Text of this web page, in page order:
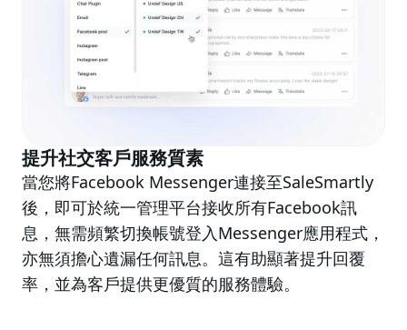
提升社交客戶服務質素
當您將Facebook Messenger連接至SaleSmartly
後，即可於統一管理平台接收所有Facebook訊
息，無需頻繁切換帳號登入Messenger應用程式，
亦無須擔心遺漏任何訊息。這有助顯著提升回覆
率，並為客戶提供更優質的服務體驗。